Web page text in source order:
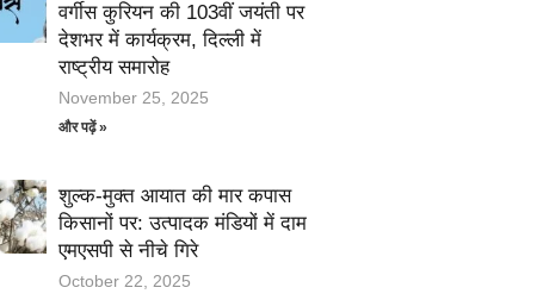
वर्गीस कुरियन की 103वीं जयंती पर
देशभर में कार्यक्रम, दिल्ली में
राष्ट्रीय समारोह
November 25, 2025
और पढ़ें »
शुल्क-मुक्त आयात की मार कपास
किसानों पर: उत्पादक मंडियों में दाम
एमएसपी से नीचे गिरे
October 22, 2025